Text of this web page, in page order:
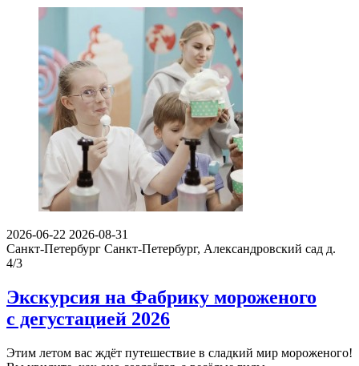
2026-06-22 2026-08-31
Санкт-Петербург Санкт-Петербург, Александровский сад д.
4/3
Экскурсия на Фабрику мороженого
с дегустацией 2026
Этим летом вас ждёт путешествие в сладкий мир мороженого!